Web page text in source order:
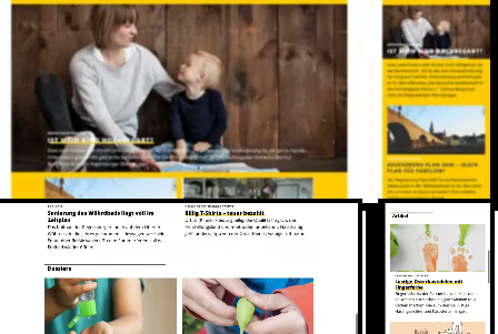
Ob Durchschlafprobleme, Kita-Platz-Suche oder
Ausflugsideen: In der Regensburger Elternzeitung
schreiben Eltern für Eltern über Themen, die
Familien bewegen.